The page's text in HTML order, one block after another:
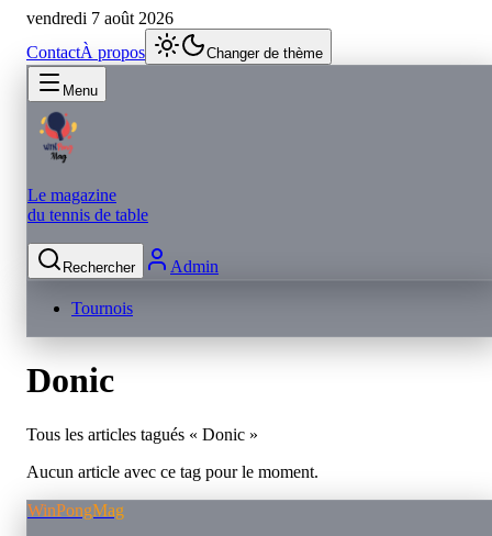
vendredi 7 août 2026
ContactÀ propos Changer de thème
Menu
Le magazine
du tennis de table
Rechercher Admin
Tournois
Donic
Tous les articles tagués « Donic »
Aucun article avec ce tag pour le moment.
WinPongMag